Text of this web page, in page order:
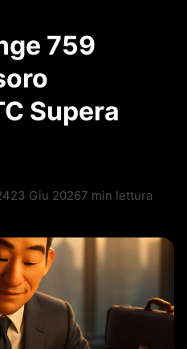
759
Supera
23 Giu 20267 min lettura